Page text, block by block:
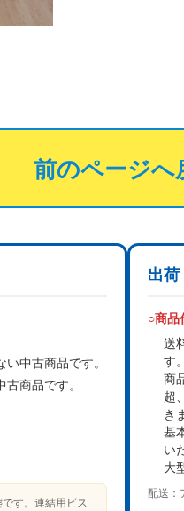
前のページへ
中古商品です。
商品です。
す。連結用ビス
出荷
○商品
送
す
商
超
き
基
い
大
配送：